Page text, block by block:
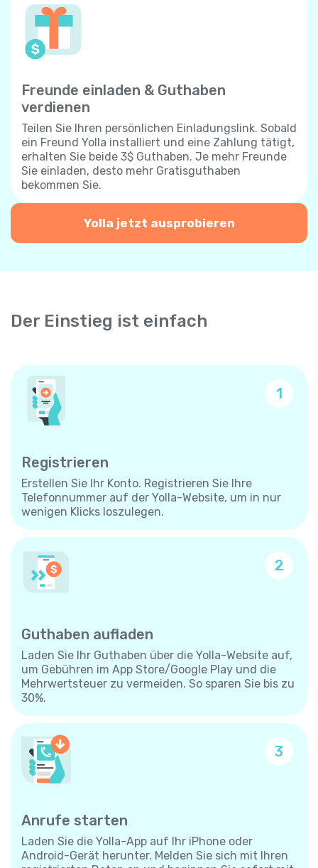
Freunde einladen & Guthaben
verdienen
Teilen Sie Ihren persönlichen Einladungslink. Sobald
ein Freund Yolla installiert und eine Zahlung tätigt,
erhalten Sie beide 3$ Guthaben. Je mehr Freunde
Sie einladen, desto mehr Gratisguthaben
bekommen Sie.
Yolla jetzt ausprobieren
Der Einstieg ist einfach
1
Registrieren
Erstellen Sie Ihr Konto. Registrieren Sie Ihre
Telefonnummer auf der Yolla-Website, um in nur
wenigen Klicks loszulegen.
2
Guthaben aufladen
Laden Sie Ihr Guthaben über die Yolla-Website auf,
um Gebühren im App Store/Google Play und die
Mehrwertsteuer zu vermeiden. So sparen Sie bis zu
30%.
3
Anrufe starten
Laden Sie die Yolla-App auf Ihr iPhone oder
Android-Gerät herunter. Melden Sie sich mit Ihren